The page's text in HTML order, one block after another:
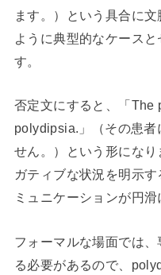
ます。）という具合に
ように典型的なケース
す。
否定文にすると、「
polydipsia.」（その患者
せん。）という形にな
ガティブな状況を明示
ミュニケーションが円滑
フォーマルな場面では
る必要があるので、